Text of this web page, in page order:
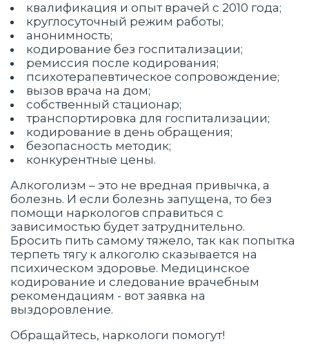
квалификация и опыт врачей с 2010 года;
круглосуточный режим работы;
анонимность;
кодирование без госпитализации;
ремиссия после кодирования;
психотерапевтическое сопровождение;
вызов врача на дом;
собственный стационар;
транспортировка для госпитализации;
кодирование в день обращения;
безопасность методик;
конкурентные цены.
Алкоголизм – это не вредная привычка, а
болезнь. И если болезнь запущена, то без
помощи наркологов справиться с
зависимостью будет затруднительно.
Бросить пить самому тяжело, так как попытка
терпеть тягу к алкоголю сказывается на
психическом здоровье. Медицинское
кодирование и следование врачебным
рекомендациям - вот заявка на
выздоровление.
Обращайтесь, наркологи помогут!